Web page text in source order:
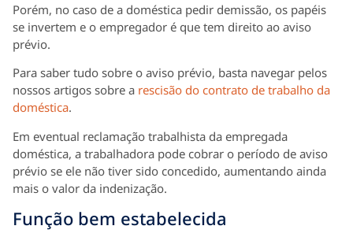
Porém, no caso de a doméstica pedir demissão, os papéis
se invertem e o empregador é que tem direito ao aviso
prévio.
Para saber tudo sobre o aviso prévio, basta navegar pelos
nossos artigos sobre a rescisão do contrato de trabalho da
doméstica.
Em eventual reclamação trabalhista da empregada
doméstica, a trabalhadora pode cobrar o período de aviso
prévio se ele não tiver sido concedido, aumentando ainda
mais o valor da indenização.
Função bem estabelecida